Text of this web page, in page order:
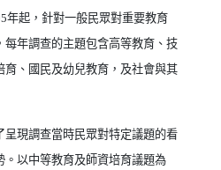
年起，針對一般民眾對重要教育
每年調查的主題包含高等教育、技
育、國民及幼兒教育，及社會與其
呈現調查當時民眾對特定議題的看
。以中等教育及師資培育議題為